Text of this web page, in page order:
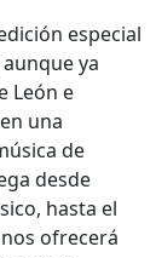
especial
ya
León e
una
de
desde
hasta el
ofrecerá